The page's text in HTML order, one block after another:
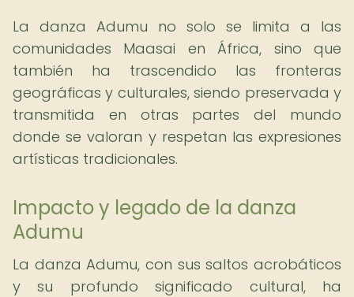
La danza Adumu no solo se limita a las
comunidades Maasai en África, sino que
también ha trascendido las fronteras
geográficas y culturales, siendo preservada y
transmitida en otras partes del mundo
donde se valoran y respetan las expresiones
artísticas tradicionales.
Impacto y legado de la danza
Adumu
La danza Adumu, con sus saltos acrobáticos
y su profundo significado cultural, ha